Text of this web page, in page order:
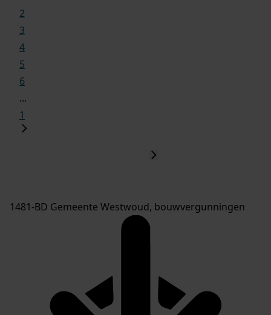
2
3
4
5
6
...
1
1481-BD Gemeente Westwoud, bouwvergunningen